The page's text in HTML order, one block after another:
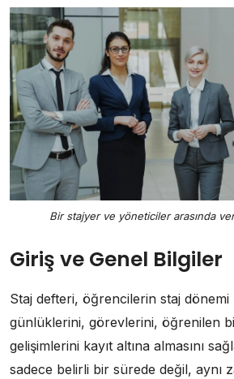
Bir stajyer ve yöneticiler arasında
Giriş ve Genel Bilgiler
Staj defteri, öğrencilerin staj
günlüklerini, görevlerini, öğrenilen
gelişimlerini kayıt altına almasını
sadece belirli bir sürede değil, aynı